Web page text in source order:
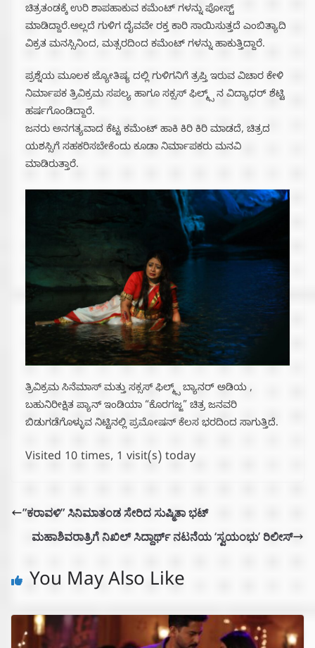
ಚಿತ್ರತಂಡಕ್ಕೆ ಉರಿ ಶಾಪಹಾಕುವ ಕಮೆಂಟ್ ಗಳನ್ನು ಪೋಸ್ಟ್
ಮಾಡಿದ್ದಾರೆ.ಅಲ್ಲದೆ ಗುಳಿಗ ದೈವವೇ ರಕ್ತ ಕಾರಿ ಸಾಯಿಸುತ್ತದೆ ಎಂಬಿತ್ಯಾದಿ
ವಿಕ್ರತ ಮನಸ್ಸಿನಿಂದ, ಮತ್ಸರದಿಂದ ಕಮೆಂಟ್ ಗಳನ್ನು ಹಾಕುತ್ತಿದ್ದಾರೆ.
ಪ್ರಶ್ನೆಯ ಮೂಲಕ ಜ್ಯೋತಿಷ್ಯ ದಲ್ಲಿ‌ ಗುಳಿಗನಿಗೆ ತ್ರಪ್ತಿ ಇರುವ ವಿಚಾರ ಕೇಳಿ
ನಿರ್ಮಾಪಕ ತ್ರಿವಿಕ್ರಮ ಸಪಲ್ಯ ಹಾಗೂ ಸಕ್ಸಸ್ ಫಿಲ್ಮ್ಸ್ ನ ವಿದ್ಯಾಧರ್ ಶೆಟ್ಟಿ
ಹರ್ಷಗೊಂಡಿದ್ದಾರೆ.
ಜನರು ಅನಗತ್ಯವಾದ ಕೆಟ್ಟ ಕಮೆಂಟ್ ಹಾಕಿ ಕಿರಿ ಕಿರಿ ಮಾಡದೆ, ಚಿತ್ರದ
ಯಶಸ್ಸಿಗೆ ಸಹಕರಿಸಬೇಕೆಂದು ಕೂಡಾ ನಿರ್ಮಾಪಕರು ಮನವಿ
ಮಾಡಿರುತ್ತಾರೆ.
ತ್ರಿವಿಕ್ರಮ ಸಿನೆಮಾಸ್ ಮತ್ತು ಸಕ್ಸಸ್ ಫಿಲ್ಮ್ಸ್ ಬ್ಯಾನರ್ ಅಡಿಯ ,
ಬಹುನಿರೀಕ್ಷಿತ ಪ್ಯಾನ್ ಇಂಡಿಯಾ “ಕೊರಗಜ್ಜ” ಚಿತ್ರ ಜನವರಿ
ಬಿಡುಗಡೆಗೊಳ್ಳುವ ನಿಟ್ಟಿನಲ್ಲಿ ಪ್ರಮೋಷನ್ ಕೆಲಸ ಭರದಿಂದ ಸಾಗುತ್ತಿದೆ.
Visited 10 times, 1 visit(s) today
”ಕರಾವಳಿ” ಸಿನಿಮಾತಂಡ ಸೇರಿದ ಸುಷ್ಮಿತಾ ಭಟ್
ಮಹಾಶಿವರಾತ್ರಿಗೆ ನಿಖಿಲ್ ಸಿದ್ದಾರ್ಥ್ ನಟನೆಯ ‘ಸ್ವಯಂಭು’ ರಿಲೀಸ್
You May Also Like